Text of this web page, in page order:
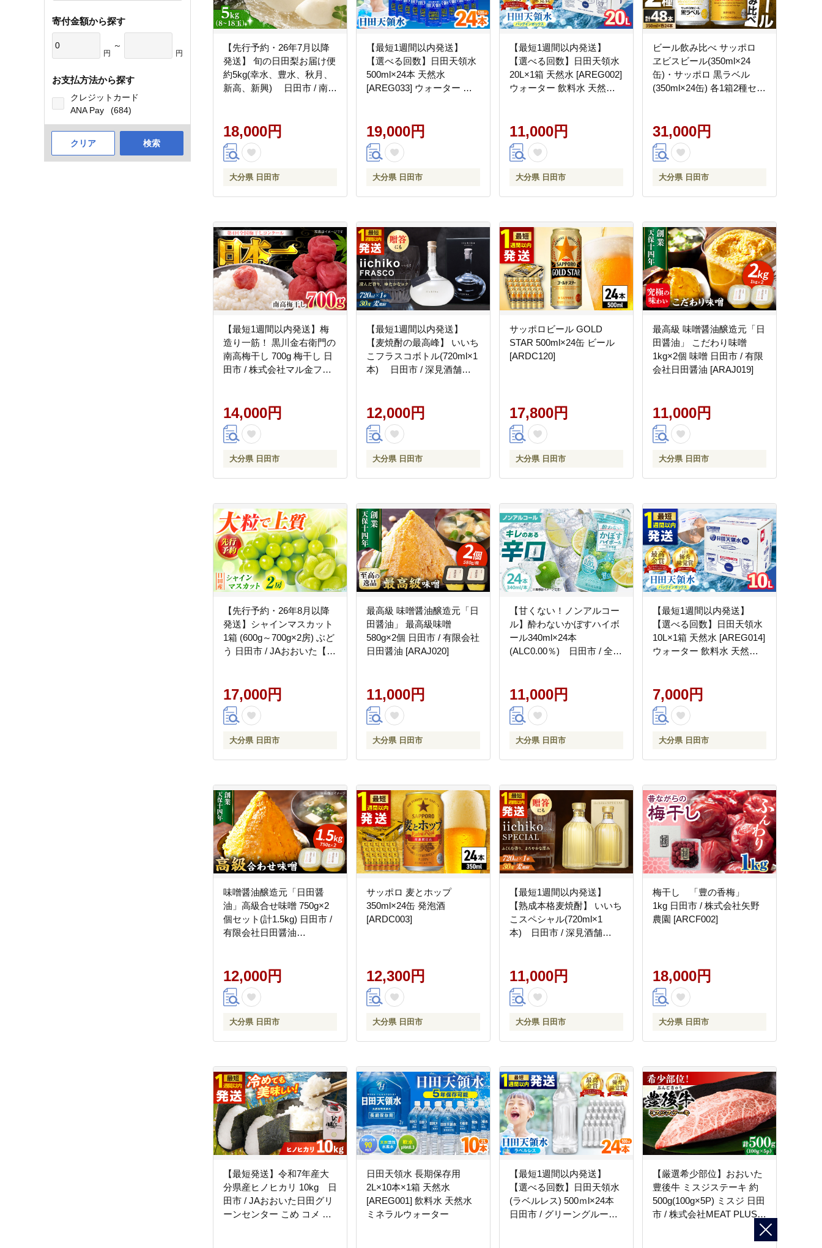
寄付金額から探す
円
～
円
お支払方法から探す
クレジットカード
ANA Pay
(684)
クリア 検索
【先行予約・26年7月以降
発送】 旬の日田梨お届け便
約5kg(幸水、豊水、秋月、
新高、新興) 日田市 / 南国
地域：離島】[ARET008]
18,000円
大分県 日田市
【最短1週間以内発送】
【選べる回数】日田天領水
500ml×24本 天然水
[AREG033] ウォーター 飲
19,000円
大分県 日田市
【最短1週間以内発送】
【選べる回数】日田天領水
20L×1箱 天然水 [AREG002]
ウォーター 飲料水 天然水
11,000円
大分県 日田市
ビール飲み比べ サッポロ
ヱビスビール(350ml×24
缶)・サッポロ 黒ラベル
(350ml×24缶) 各1箱2種セッ
べ びーる ビール
[ARDC168]
31,000円
大分県 日田市
【最短1週間以内発送】梅
造り一筋！ 黒川金右衛門の
南高梅干し 700g 梅干し 日
田市 / 株式会社マル金ファ
14,000円
大分県 日田市
【最短1週間以内発送】
【麦焼酎の最高峰】 いいち
こフラスコボトル(720ml×1
本) 日田市 / 深見酒舗
12,000円
大分県 日田市
サッポロビール GOLD
STAR 500ml×24缶 ビール
[ARDC120]
17,800円
大分県 日田市
最高級 味噌醤油醸造元「日
田醤油」 こだわり味噌
1kg×2個 味噌 日田市 / 有限
会社日田醤油 [ARAJ019]
11,000円
大分県 日田市
【先行予約・26年8月以降
発送】シャインマスカット
1箱 (600g～700g×2房) ぶど
う 日田市 / JAおおいた【配
17,000円
大分県 日田市
最高級 味噌醤油醸造元「日
田醤油」 最高級味噌
580g×2個 日田市 / 有限会社
日田醤油 [ARAJ020]
11,000円
大分県 日田市
【甘くない！ノンアルコー
ル】酔わないかぼすハイボ
ール340ml×24本
(ALC0.00％) 日田市 / 全国
ボール かぼす [ARFD002]
11,000円
大分県 日田市
【最短1週間以内発送】
【選べる回数】日田天領水
10L×1箱 天然水 [AREG014]
ウォーター 飲料水 天然水
7,000円
大分県 日田市
味噌醤油醸造元「日田醤
油」高級合せ味噌 750g×2
個セット(計1.5kg) 日田市 /
有限会社日田醤油
12,000円
大分県 日田市
サッポロ 麦とホップ
350ml×24缶 発泡酒
[ARDC003]
12,300円
大分県 日田市
【最短1週間以内発送】
【熟成本格麦焼酎】 いいち
こスペシャル(720ml×1
本) 日田市 / 深見酒舗
11,000円
大分県 日田市
梅干し 「豊の香梅」
1kg 日田市 / 株式会社矢野
農園 [ARCF002]
18,000円
大分県 日田市
【最短発送】令和7年産大
分県産ヒノヒカリ 10kg 日
田市 / JAおおいた日田グリ
ーンセンター こめ コメ 米
日田天領水 長期保存用
2L×10本×1箱 天然水
[AREG001] 飲料水 天然水
ミネラルウォーター
【最短1週間以内発送】
【選べる回数】日田天領水
(ラベルレス) 500ｍl×24本
日田市 / グリーングループ
【厳選希少部位】おおいた
豊後牛 ミスジステーキ 約
500g(100g×5P) ミスジ 日田
市 / 株式会社MEAT PLUS
牛 うし 黒毛和牛 和牛 豊後